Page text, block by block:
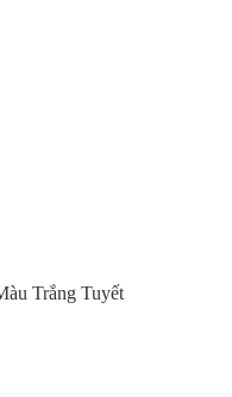
Trắng Tuyết